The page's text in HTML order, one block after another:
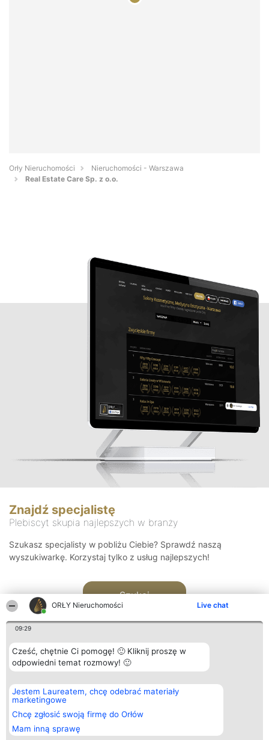
ORŁY Nieruchomości Live chat
09:29
Cześć, chętnie Ci pomogę! 🙂 Kliknij proszę w
odpowiedni temat rozmowy! 🙂
Jestem Laureatem, chcę odebrać materiały
marketingowe
Chcę zgłosić swoją firmę do Orłów
Mam inną sprawę
Orły Nieruchomości
Nieruchomości - Warszawa
Real Estate Care Sp. z o.o.
Znajdź specjalistę
Plebiscyt skupia najlepszych w branży
Szukasz specjalisty w pobliżu Ciebie? Sprawdź naszą
wyszukiwarkę. Korzystaj tylko z usług najlepszych!
Szukaj
Organizator plebiscytu
Bright Side Solutions sp. z o.
o. sp. k.
ul. Ruska 22
Wrocław 50-079
KRS 0000749100 | Regon
381313360 | NIP 8943132676
Plebiscyt
Laureaci
wszystkich
Laureatów
Regulamin
Kontakt
Kontakt